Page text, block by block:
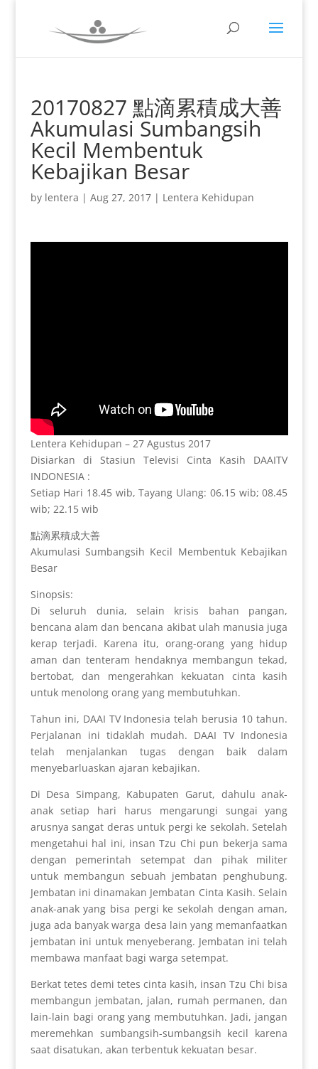
20170827 點滴累積成大善
Akumulasi Sumbangsih
Kecil Membentuk
Kebajikan Besar
by lentera | Aug 27, 2017| Lentera Kehidupan
Lentera Kehidupan – 27 Agustus 2017
Disiarkan di Stasiun Televisi Cinta Kasih DAAITV
INDONESIA :
Setiap Hari 18.45 wib, Tayang Ulang: 06.15 wib; 08.45
wib; 22.15 wib
點滴累積成大善
Akumulasi Sumbangsih Kecil Membentuk Kebajikan
Besar
Sinopsis:
Di seluruh dunia, selain krisis bahan pangan,
bencana alam dan bencana akibat ulah manusia juga
kerap terjadi. Karena itu, orang-orang yang hidup
aman dan tenteram hendaknya membangun tekad,
bertobat, dan mengerahkan kekuatan cinta kasih
untuk menolong orang yang membutuhkan.
Tahun ini, DAAI TV Indonesia telah berusia 10 tahun.
Perjalanan ini tidaklah mudah. DAAI TV Indonesia
telah menjalankan tugas dengan baik dalam
menyebarluaskan ajaran kebajikan.
Di Desa Simpang, Kabupaten Garut, dahulu anak-
anak setiap hari harus mengarungi sungai yang
arusnya sangat deras untuk pergi ke sekolah. Setelah
mengetahui hal ini, insan Tzu Chi pun bekerja sama
dengan pemerintah setempat dan pihak militer
untuk membangun sebuah jembatan penghubung.
Jembatan ini dinamakan Jembatan Cinta Kasih. Selain
anak-anak yang bisa pergi ke sekolah dengan aman,
juga ada banyak warga desa lain yang memanfaatkan
jembatan ini untuk menyeberang. Jembatan ini telah
membawa manfaat bagi warga setempat.
Berkat tetes demi tetes cinta kasih, insan Tzu Chi bisa
membangun jembatan, jalan, rumah permanen, dan
lain-lain bagi orang yang membutuhkan. Jadi, jangan
meremehkan sumbangsih-sumbangsih kecil karena
saat disatukan, akan terbentuk kekuatan besar.